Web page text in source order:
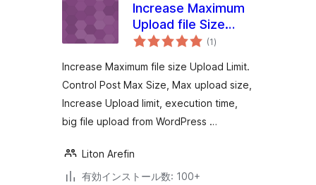
Increase Maximum
Upload file Size
Limit
(1個
の
価
)
Increase Maximum file size Upload Limit.
Control Post Max Size, Max upload size,
Increase Upload limit, execution time,
big file upload from WordPress …
Liton Arefin
有効インストール数: 100+